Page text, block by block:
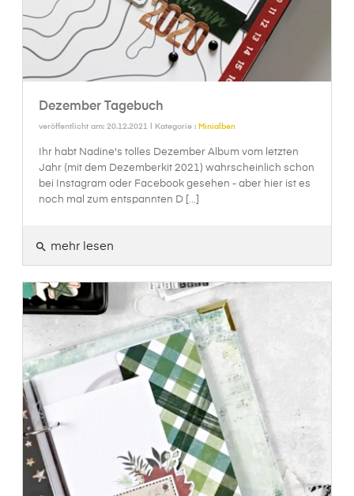
Dezember Tagebuch
veröffentlicht am: 20.12.2021 | Kategorie : Minialben
Ihr habt Nadine's tolles Dezember Album vom letzten
Jahr (mit dem Dezemberkit 2021) wahrscheinlich schon
bei Instagram oder Facebook gesehen - aber hier ist es
noch mal zum entspannten D [...]
search mehr lesen